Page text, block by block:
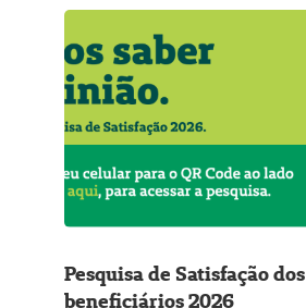
Pesquisa de Satisfação dos
beneficiários 2026